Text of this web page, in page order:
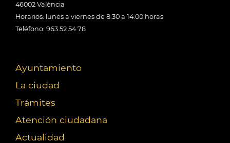
46002 València
Horarios: lunes a viernes de 8:30 a 14:00 horas
Teléfono: 963 52 54 78
Ayuntamiento
La ciudad
Trámites
Atención ciudadana
Actualidad